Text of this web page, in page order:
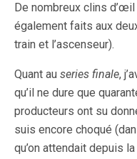
De nombreux clins
également faits aux
train et l’ascenseur).
Quant au series finale,
qu’il ne dure que
producteurs ont su
suis encore choqué
qu’on attendait depuis